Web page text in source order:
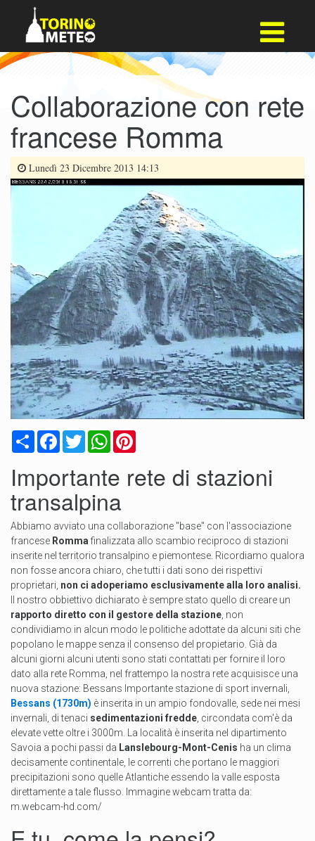
Collaborazione con rete
francese Romma
Lunedì 23 Dicembre 2013 14:13
CondividiFacebook
TwitterWhatsApp
Importante rete di stazioni
transalpina
Abbiamo avviato una collaborazione "base" con l'associazione
francese Romma finalizzata allo scambio reciproco di stazioni
inserite nel territorio transalpino e piemontese. Ricordiamo qualora
non fosse ancora chiaro, che tutti i dati sono dei rispettivi
proprietari, non ci adoperiamo esclusivamente alla loro analisi.
Il nostro obbiettivo dichiarato è sempre stato quello di creare un
rapporto diretto con il gestore della stazione , non
condividiamo in alcun modo le politiche adottate da alcuni siti che
popolano le mappe senza il consenso del propietario. Già da
alcuni giorni alcuni utenti sono stati contattati per fornire il loro
dato alla rete Romma, nel frattempo la nostra rete acquisisce una
nuova stazione: Bessans Importante stazione di sport invernali,
Bessans (1730m) è inserita in un ampio fondovalle, sede nei mesi
invernali, di tenaci sedimentazioni fredde , circondata com'è da
elevate vette oltre i 3000m. La località è inserita nel dipartimento
Savoia a pochi passi da Lanslebourg-Mont-Cenis ha un clima
decisamente continentale, le correnti che portano le maggiori
precipitazioni sono quelle Atlantiche essendo la valle esposta
direttamente a tale flusso. Immagine webcam tratta da:
m.webcam-hd.com/